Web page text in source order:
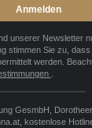
Anmelden
unserer Newsletter
stimmen Sie zu,
werden.
GesmbH,
kostenlose